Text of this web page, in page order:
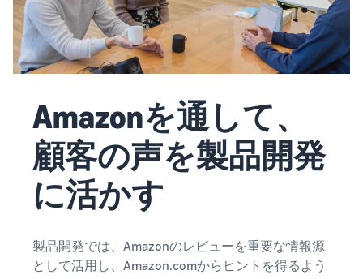
Amazonを通して、
顧客の声を製品開発
に活かす
製品開発では、Amazonのレビューを重要な情報源
として活用し、Amazon.comからヒントを得るよう